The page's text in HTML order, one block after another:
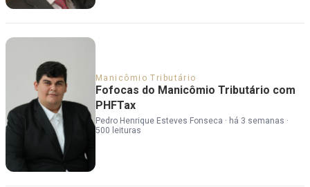
Manicômio Tributário
Fofocas do Manicômio Tributário com
PHFTax
Pedro Henrique Esteves Fonseca · há 3 semanas ·
500 leituras